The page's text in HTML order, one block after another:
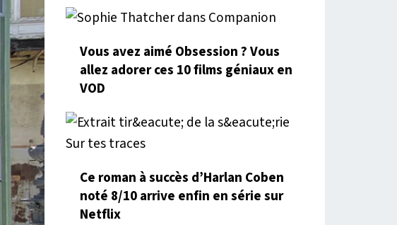
Vous avez aimé Obsession ? Vous
allez adorer ces 10 films géniaux en
VOD
Ce roman à succès d’Harlan Coben
noté 8/10 arrive enfin en série sur
Netflix